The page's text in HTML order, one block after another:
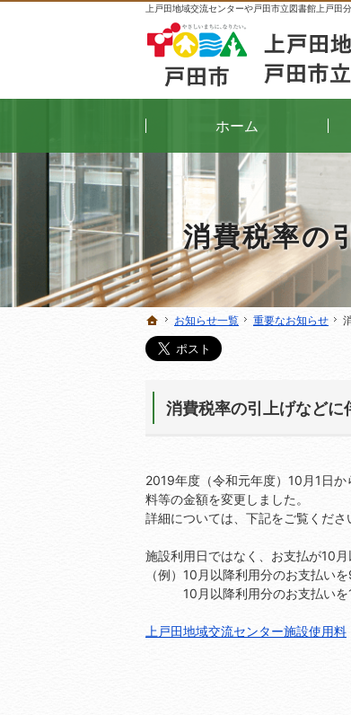
消費税率の
上戸田地域交流センターや戸田市立図書館上戸田
ホーム
お知らせ一覧 重要なお知らせ
消費税率の引上げなどに
2019年度（令和元年度）10月1日
料等の金額を変更しました。
詳細については、下記をご覧くださ
施設利用日ではなく、お支払が10
（例）10月以降利用分のお支払い
10月以降利用分のお支払いを10
上戸田地域交流センター施設使用料
ホーム
お知らせ一覧 重要なお知らせ
ホーム